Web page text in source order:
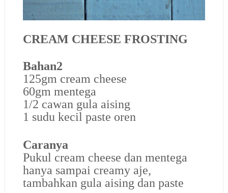
CREAM CHEESE FROSTING
Bahan2
125gm cream cheese
60gm mentega
1/2 cawan gula aising
1 sudu kecil paste oren
Caranya
Pukul cream cheese dan mentega
hanya sampai creamy aje,
tambahkan gula aising dan paste